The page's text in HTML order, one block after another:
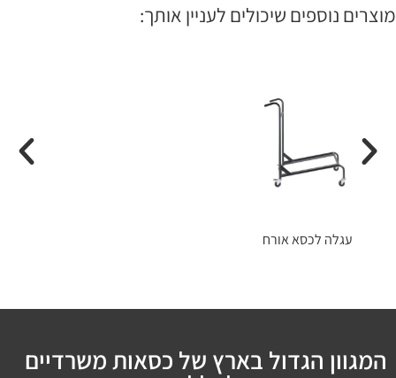
מוצרים נוספים שיכולים לעניין אותך:
עגלה לכסא אורח
המגוון הגדול בארץ של כסאות משרדיים